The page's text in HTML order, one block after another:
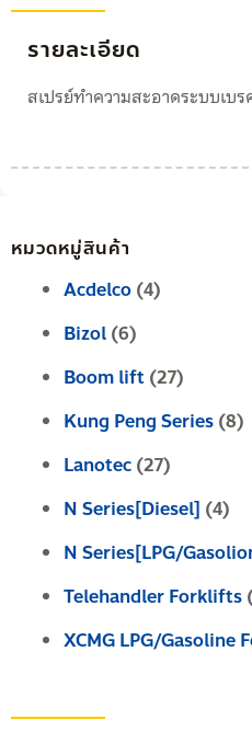
รายละเอียด
สเปรย์ทำความสะอาดระบบเบร
หมวดหมู่สินค้า
Acdelco (4)
Bizol (6)
Boom lift (27)
Kung Peng Series (8)
Lanotec (27)
N Series[Diesel] (4)
N Series[LPG/
Telehandler Forklifts
XCMG LPG/Gasoline